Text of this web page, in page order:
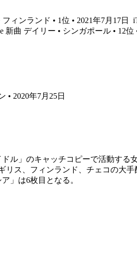
ィンランド • 1位 • 2021年7月17日
新曲 デイリー • シンガポール • 12位
• 2020年7月25日
ドル」のキャッチコピーで活動す
リス、フィンランド、チェコの大
」は6枚目となる。